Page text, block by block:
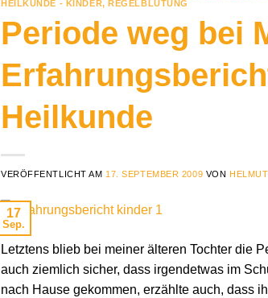
HEILKUNDE - KINDER,REGELBLUTUNG
Periode weg bei
Heilkunde
VERÖFFENTLICHT AM 17. SEPTEMBER 2009 VON
17
Sep.
Letztens blieb bei meiner älteren Tochter die
auch ziemlich sicher, dass irgendetwas im
nach Hause gekommen, erzählte auch, dass